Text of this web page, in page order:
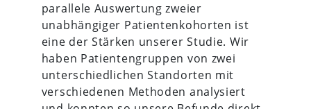
parallele Auswertung zweier
unabhängiger Patientenkohorten ist
eine der Stärken unserer Studie. Wir
haben Patientengruppen von zwei
unterschiedlichen Standorten mit
verschiedenen Methoden analysiert